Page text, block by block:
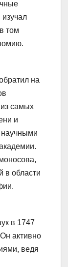
том
на
самых
и
научными
в области
в 1747
активно
ведя